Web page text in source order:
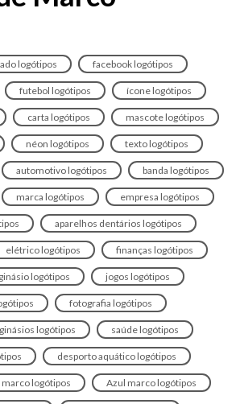
logótipos facebook logótipos
futebol logótipos ícone logótipos
carta logótipos mascote logótipos
néon logótipos texto logótipos
automotivo logótipos banda logótipos
marca logótipos empresa logótipos
aparelhos dentários logótipos
elétrico logótipos finanças logótipos
logótipos jogos logótipos
fotografia logótipos
logótipos saúde logótipos
desporto aquático logótipos
logótipos Azul marco logótipos